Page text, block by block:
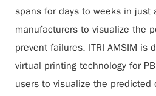
spans for days to weeks in just
manufacturers to visualize the
prevent failures. ITRI AMSIM is
virtual printing technology for
users to visualize the